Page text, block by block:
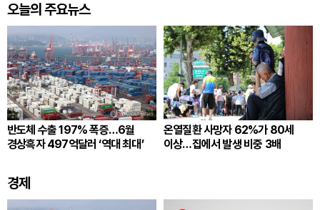
오늘의 주요뉴스
반도체 수출 197% 폭증…6월
경상흑자 497억달러 ‘역대 최대’
온열질환 사망자 62%가 80세
이상…집에서 발생 비중 3배
경제